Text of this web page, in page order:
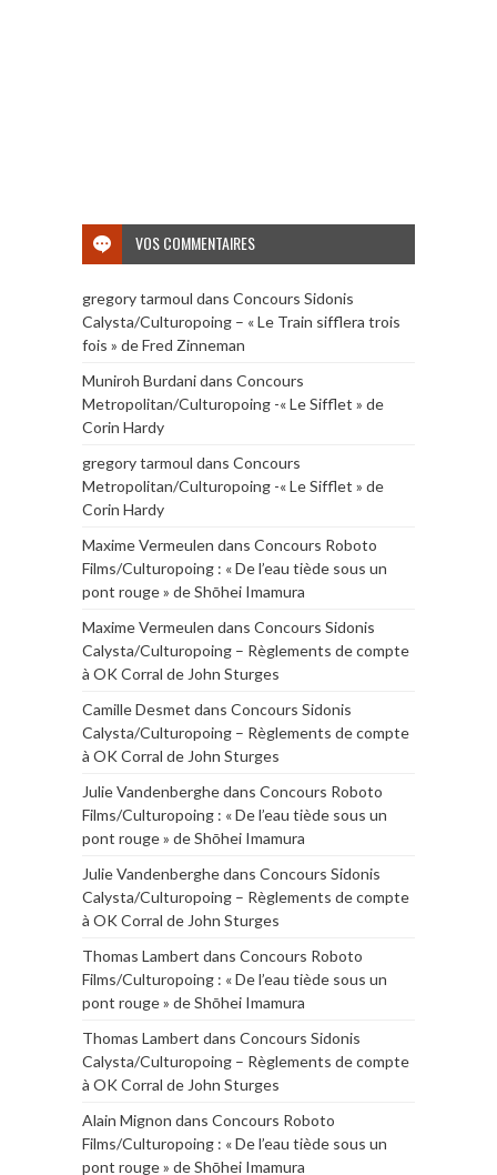
VOS COMMENTAIRES
gregory tarmoul dans Concours Sidonis
Calysta/Culturopoing – « Le Train sifflera trois
fois » de Fred Zinneman
Muniroh Burdanidans Concours
Metropolitan/Culturopoing -« Le Sifflet » de
Corin Hardy
gregory tarmoul dans Concours
Metropolitan/Culturopoing -« Le Sifflet » de
Corin Hardy
Maxime Vermeulen dans Concours Roboto
Films/Culturopoing : « De l’eau tiède sous un
pont rouge » de Shōhei Imamura
Maxime Vermeulen dans Concours Sidonis
Calysta/Culturopoing – Règlements de compte
à OK Corral de John Sturges
Camille Desmet dans Concours Sidonis
Calysta/Culturopoing – Règlements de compte
à OK Corral de John Sturges
Julie Vandenberghedans Concours Roboto
Films/Culturopoing : « De l’eau tiède sous un
pont rouge » de Shōhei Imamura
Julie Vandenberghedans Concours Sidonis
Calysta/Culturopoing – Règlements de compte
à OK Corral de John Sturges
Thomas Lambert dans Concours Roboto
Films/Culturopoing : « De l’eau tiède sous un
pont rouge » de Shōhei Imamura
Thomas Lambert dans Concours Sidonis
Calysta/Culturopoing – Règlements de compte
à OK Corral de John Sturges
Alain Mignon dans Concours Roboto
Films/Culturopoing : « De l’eau tiède sous un
pont rouge » de Shōhei Imamura